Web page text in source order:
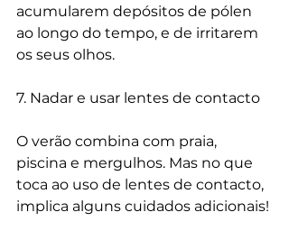
acumularem depósitos de pólen
ao longo do tempo, e de irritarem
os seus olhos.
7. Nadar e usar lentes de contacto
O verão combina com praia,
piscina e mergulhos. Mas no que
toca ao uso de lentes de contacto,
implica alguns cuidados adicionais!